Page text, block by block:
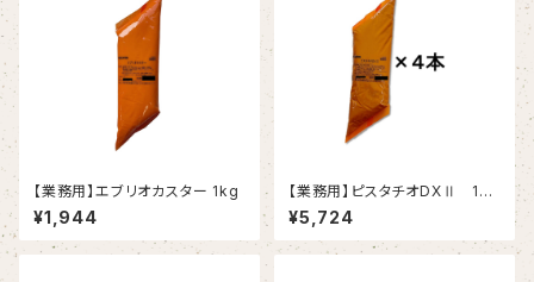
【業務用】エブリオカスター 1kg
¥1,944
【業務用】ピスタチオDXⅡ 1kg
×4
¥5,724